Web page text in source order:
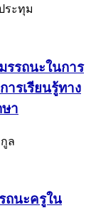
ระทุม
รรถนะในการ
ารเรียนรู้ทาง
า
ล
ถนะครูใน